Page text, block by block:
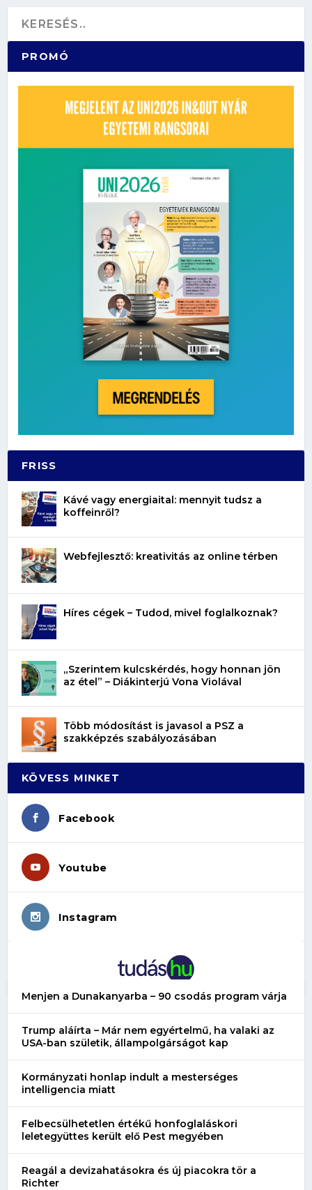
PROMÓ
FRISS
Kávé vagy energiaital: mennyit tudsz a
koffeinről?
Webfejlesztő: kreativitás az online térben
Híres cégek – Tudod, mivel foglalkoznak?
„Szerintem kulcskérdés, hogy honnan jön
az étel” – Diákinterjú Vona Violával
Több módosítást is javasol a PSZ a
szakképzés szabályozásában
KÖVESS MINKET
Facebook
Youtube
Instagram
Menjen a Dunakanyarba – 90 csodás program várja
Trump aláírta – Már nem egyértelmű, ha valaki az
USA-ban születik, állampolgárságot kap
Kormányzati honlap indult a mesterséges
intelligencia miatt
Felbecsülhetetlen értékű honfoglaláskori
leletegyüttes került elő Pest megyében
Reagál a devizahatásokra és új piacokra tör a
Richter